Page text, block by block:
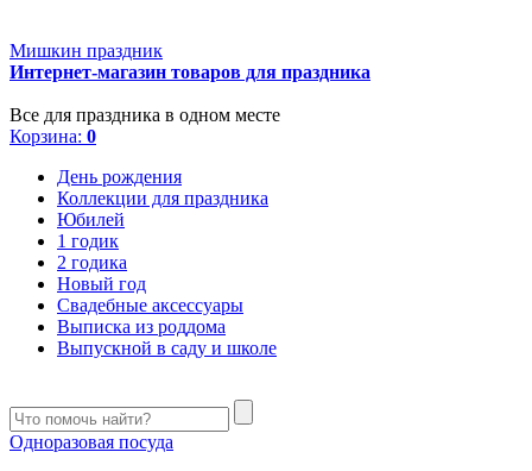
Мишкин праздник
Интернет-магазин товаров для праздника
Все для праздника в одном месте
Корзина: 0
День рождения
Коллекции для праздника
Юбилей
1 годик
2 годика
Новый год
Свадебные аксессуары
Выписка из роддома
Выпускной в саду и школе
Одноразовая посуда